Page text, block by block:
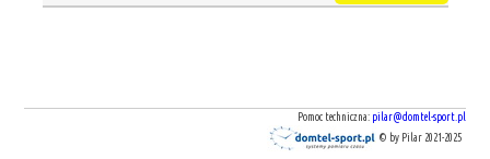
Pomoc techniczna: pilar@domtel-sport.pl
© by Pilar 2021-2025